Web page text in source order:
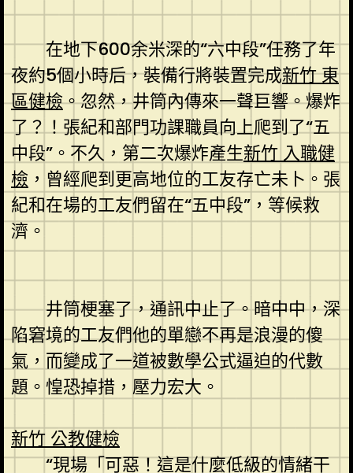
在地下600余米深的“六中段”任務了年
夜約5個小時后，裝備行將裝置完成新竹 東
區健檢。忽然，井筒內傳來一聲巨響。爆炸
了？！張紀和部門功課職員向上爬到了“五
中段”。不久，第二次爆炸產生新竹 入職健
檢 ，曾經爬到更高地位的工友存亡未卜。張
紀和在場的工友們留在“五中段”，等候救
濟。
井筒梗塞了，通訊中止了。暗中中，深
陷窘境的工友們他的單戀不再是浪漫的傻
氣，而變成了一道被數學公式逼迫的代數
題。惶恐掉措，壓力宏大。
新竹 公教健檢
“現場「可惡！這是什麼低級的情緒干